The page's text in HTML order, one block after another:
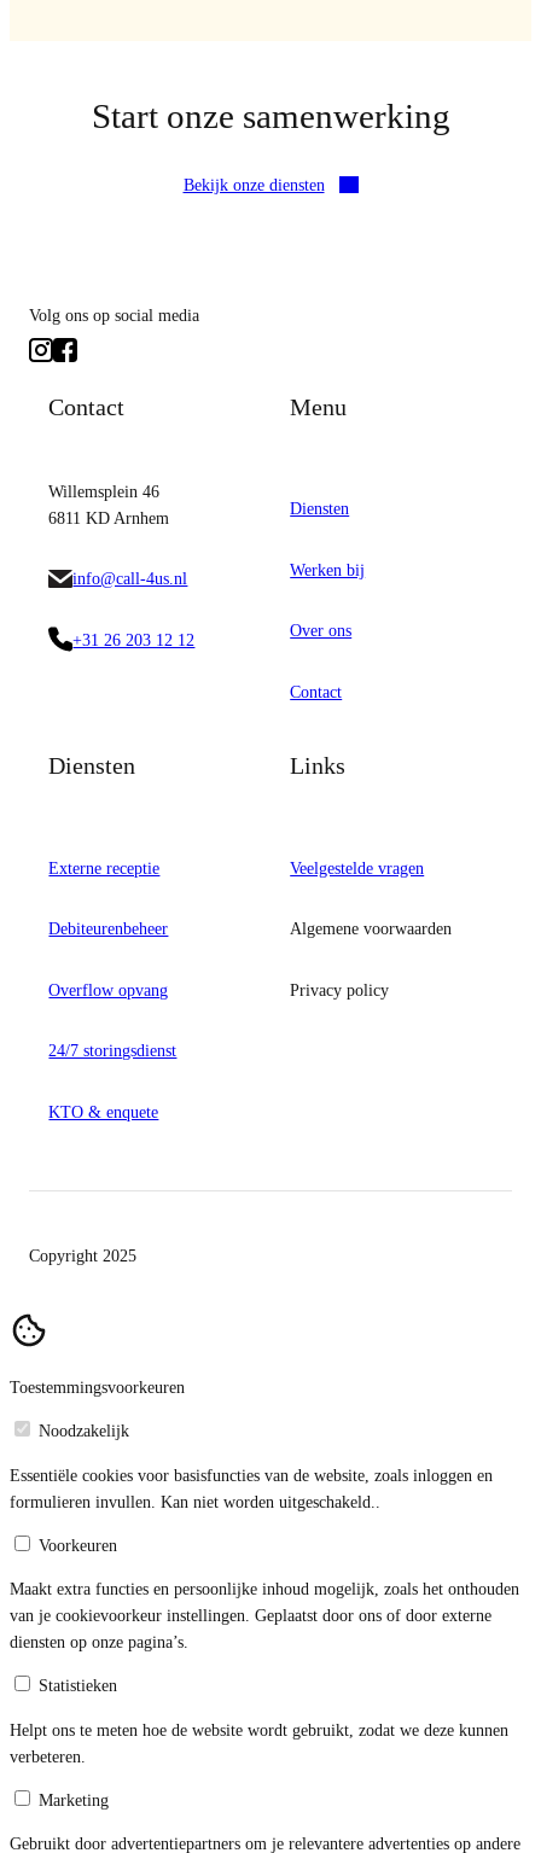
Start onze samenwerking
Bekijk onze diensten
Volg ons op social media
Contact
Willemsplein 46
6811 KD Arnhem
info@call-4us.nl
+31 26 203 12 12
Menu
Diensten
Werken bij
Over ons
Contact
Diensten
Externe receptie
Debiteurenbeheer
Overflow opvang
24/7 storingsdienst
KTO & enquete
Links
Veelgestelde vragen
Algemene voorwaarden
Privacy policy
Copyright 2025
Toestemmingsvoorkeuren
Noodzakelijk
Essentiële cookies voor basisfuncties van de website, zoals inloggen en
formulieren invullen. Kan niet worden uitgeschakeld..
Voorkeuren
Maakt extra functies en persoonlijke inhoud mogelijk, zoals het onthouden
van je cookievoorkeur instellingen. Geplaatst door ons of door externe
diensten op onze pagina’s.
Statistieken
Helpt ons te meten hoe de website wordt gebruikt, zodat we deze kunnen
verbeteren.
Marketing
Gebruikt door advertentiepartners om je relevantere advertenties op andere